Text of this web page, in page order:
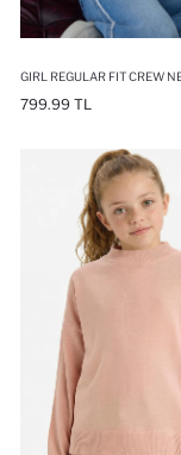
799.99 TL